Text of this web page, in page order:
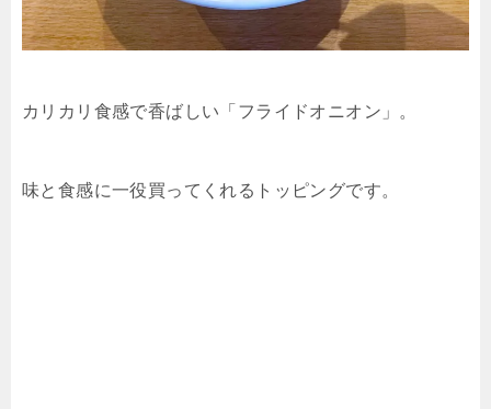
カリカリ食感で香ばしい「フライドオニオン」。
味と食感に一役買ってくれるトッピングです。